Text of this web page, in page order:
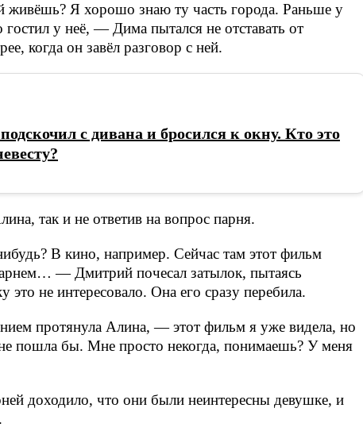
Я хорошо знаю ту часть города. Раньше у
у неё, — Дима пытался не отставать от
когда он завёл разговор с ней.
с дивана и бросился к окну. Кто это
так и не ответив на вопрос парня.
В кино, например. Сейчас там этот фильм
— Дмитрий почесал затылок, пытаясь
это не интересовало. Она его сразу перебила.
протянула Алина, — этот фильм я уже видела, но
пошла бы. Мне просто некогда, понимаешь? У меня
доходило, что они были неинтересны девушке, и